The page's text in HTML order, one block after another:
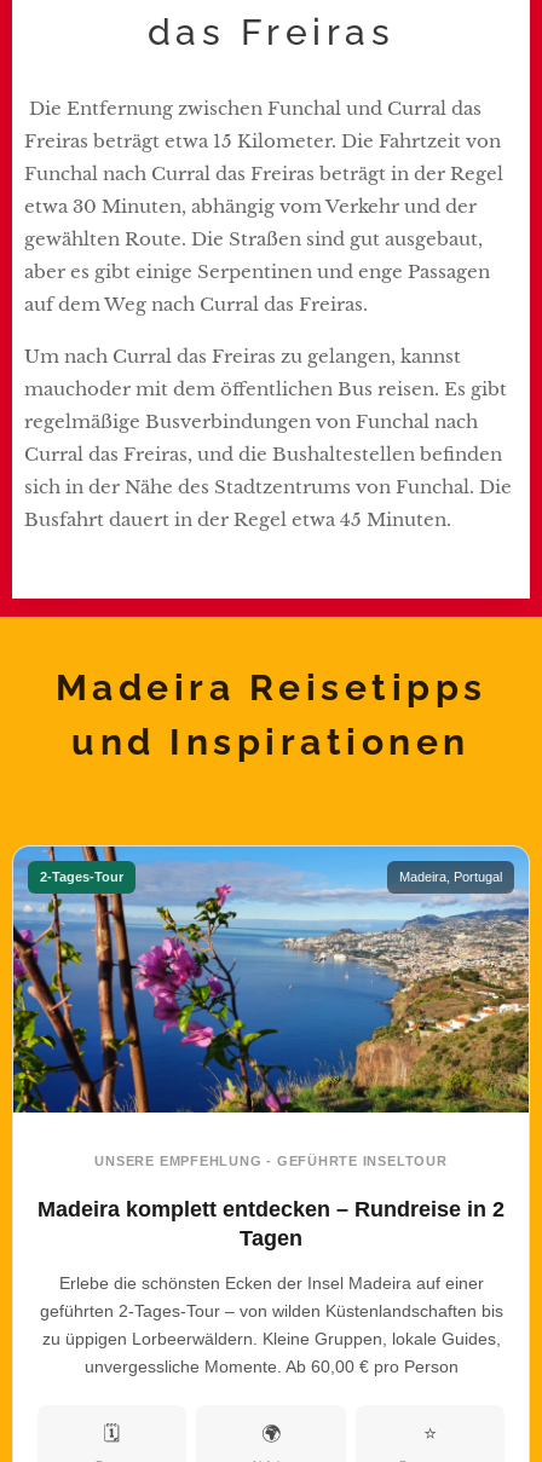
das Freiras
Die Entfernung zwischen Funchal und Curral das
Freiras beträgt etwa 15 Kilometer. Die Fahrtzeit von
Funchal nach Curral das Freiras beträgt in der Regel
etwa 30 Minuten, abhängig vom Verkehr und der
gewählten Route. Die Straßen sind gut ausgebaut,
aber es gibt einige Serpentinen und enge Passagen
auf dem Weg nach Curral das Freiras.
Um nach Curral das Freiras zu gelangen, kannst
mauchoder mit dem öffentlichen Bus reisen. Es gibt
regelmäßige Busverbindungen von Funchal nach
Curral das Freiras, und die Bushaltestellen befinden
sich in der Nähe des Stadtzentrums von Funchal. Die
Busfahrt dauert in der Regel etwa 45 Minuten.
Madeira Reisetipps
und Inspirationen
2-Tages-Tour Madeira, Portugal
UNSERE EMPFEHLUNG - GEFÜHRTE INSELTOUR
Madeira komplett entdecken – Rundreise in 2
Tagen
Erlebe die schönsten Ecken der Insel Madeira auf einer
geführten 2-Tages-Tour – von wilden Küstenlandschaften bis
zu üppigen Lorbeerwäldern. Kleine Gruppen, lokale Guides,
unvergessliche Momente. Ab 60,00 € pro Person
🗓 🌍 ⭐